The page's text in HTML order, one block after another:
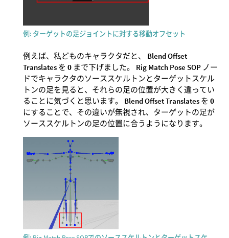
例: ターゲットの足ジョイントに対する移動オフセット
例えば、私どものキャラクタだと、 Blend Offset
Translates を 0 まで下げました。 Rig Match Pose SOP ノー
ドでキャラクタのソーススケルトンとターゲットスケル
トンの足を見ると、それらの足の位置が大きく違ってい
ることに気づくと思います。 Blend Offset Translates を 0
にすることで、その違いが無視され、ターゲットの足が
ソーススケルトンの足の位置に合うようになります。